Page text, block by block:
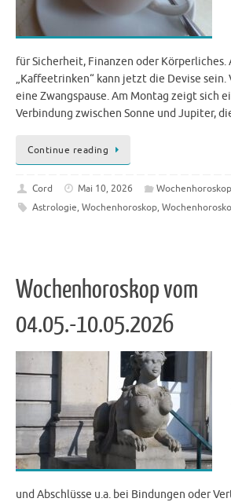
für Sicherheit, Finanzen oder Körperliches.
„Kaffeetrinken“ kann jetzt die Devise
eine Zwangspause. Am Montag zeigt sich
Verbindung zwischen Sonne und Jupiter,
Continue reading
Cord Mai 10, 2026
Wochenhoroskop
Astrologie, Wochenhoroskop,
Wochenhoroskop vom
04.05.-10.05.2026
und Abschlüsse u.a. bei Bindungen oder